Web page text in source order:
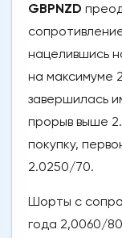
GBPNZD
нацелившись
на максимуме
завершилась
прорыв выше
покупку,
2.0250/70.
Шорты с
года 2,0060/